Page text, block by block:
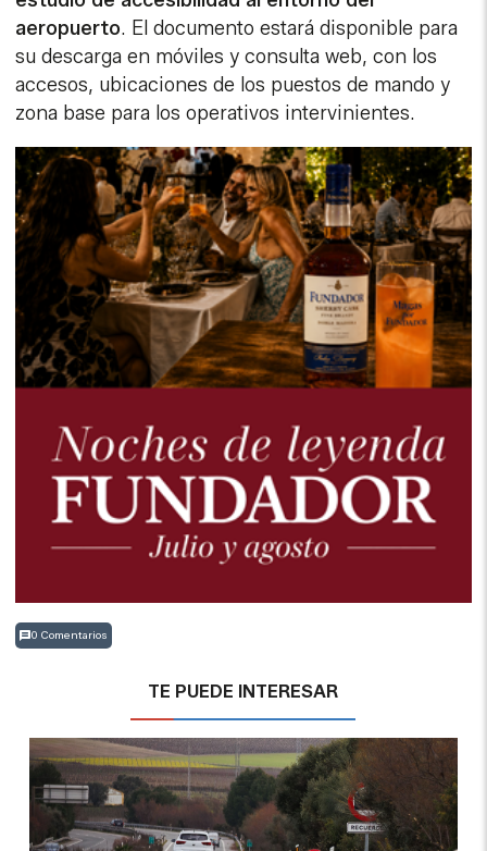
aeropuerto. El documento estará disponible para
su descarga en móviles y consulta web, con los
accesos, ubicaciones de los puestos de mando y
zona base para los operativos intervinientes.
0 Comentarios
TE PUEDE INTERESAR